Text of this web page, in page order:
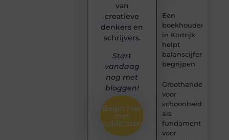
Een
boekhouder
in Kortrijk
helpt
balanscijfers
begrijpen
Groothandel
voor
als
fundament
voor
van
creatieve
denkers en
schrijvers.
Start
vandaag
nog met
bloggen!
Begin hier
met
publiceren